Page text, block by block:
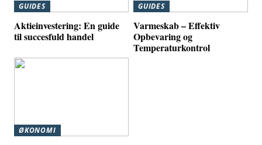
GUIDES
Aktieinvestering: En guide
til succesfuld handel
GUIDES
Varmeskab – Effektiv
Opbevaring og
Temperaturkontrol
ØKONOMI